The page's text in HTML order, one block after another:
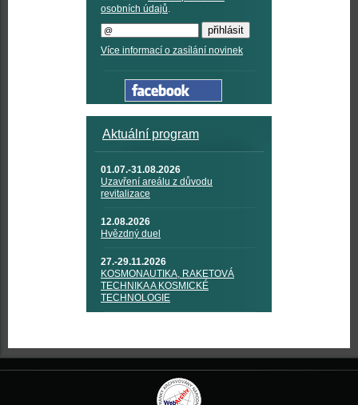
osobních údajů.
Více informací o zasílání novinek
Aktuální program
01.07.-31.08.2026
Uzavření areálu z důvodu
revitalizace
12.08.2026
Hvězdný duel
27.-29.11.2026
KOSMONAUTIKA, RAKETOVÁ
TECHNIKA A KOSMICKÉ
TECHNOLOGIE